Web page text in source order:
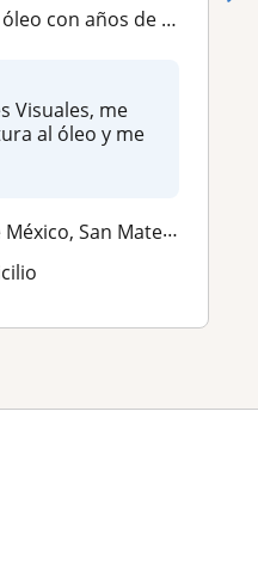
y formación en Artes Visuales
Visuales, me
al óleo y me
Calimaya, Metepec (Estado ...